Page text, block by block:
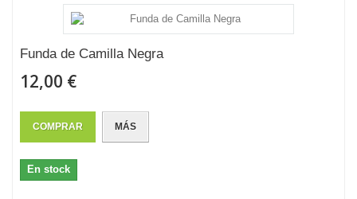
Funda de Camilla Negra
12,00 €
COMPRAR MÁS
En stock